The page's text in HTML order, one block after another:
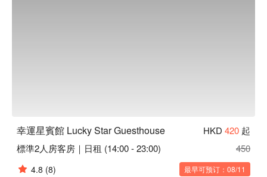
幸運星賓館 Lucky Star Guesthouse HKD 420 起
標準2人房客房｜日租 (14:00 - 23:00)
450
4.8 (8) 最早可预订：08/11